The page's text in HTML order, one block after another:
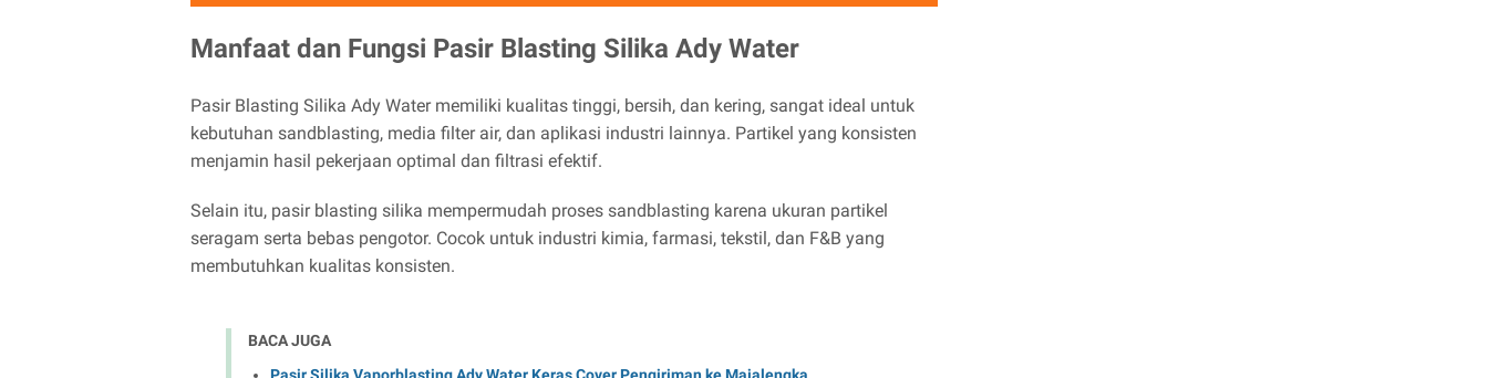
Manfaat dan Fungsi Pasir Blasting Silika Ady Water
Pasir Blasting Silika Ady Water memiliki kualitas tinggi, bersih, dan kering, sangat ideal untuk
kebutuhan sandblasting, media filter air, dan aplikasi industri lainnya. Partikel yang konsisten
menjamin hasil pekerjaan optimal dan filtrasi efektif.
Selain itu, pasir blasting silika mempermudah proses sandblasting karena ukuran partikel
seragam serta bebas pengotor. Cocok untuk industri kimia, farmasi, tekstil, dan F&B yang
membutuhkan kualitas konsisten.
BACA JUGA